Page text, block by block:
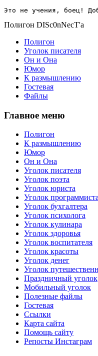
Это не учения, боец!
Полигон DISc0nNecT'a
Полигон
Уголок писателя
Он и Она
Юмор
К размышлению
Гостевая
Файлы
Главное меню
Полигон
К размышлению
Юмор
Он и Она
Уголок писателя
Уголок поэта
Уголок юриста
Уголок
Уголок бухгалтера
Уголок психолога
Уголок кулинара
Уголок здоровья
Уголок воспитателя
Уголок красоты
Уголок денег
Уголок
Праздничный уголок
Мобильный уголок
Полезные файлы
Гостевая
Ссылки
Карта сайта
Помощь сайту
Репосты Инстаграм